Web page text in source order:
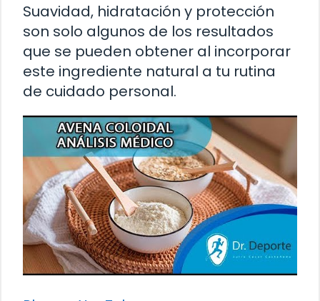
Suavidad, hidratación y protección
son solo algunos de los resultados
que se pueden obtener al incorporar
este ingrediente natural a tu rutina
de cuidado personal.